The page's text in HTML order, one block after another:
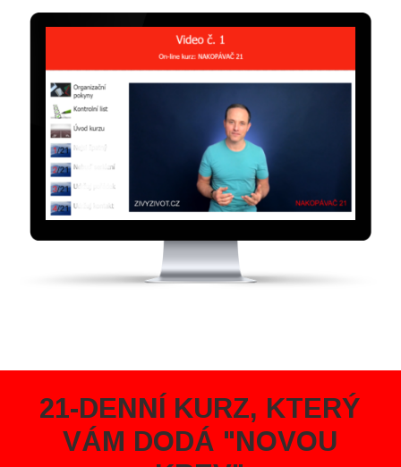
21-DENNÍ KURZ, KTERÝ
VÁM DODÁ "NOVOU